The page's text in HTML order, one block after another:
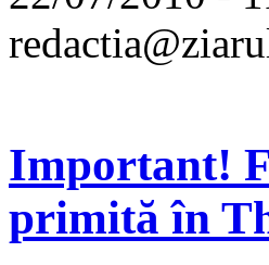
Important!
primită în